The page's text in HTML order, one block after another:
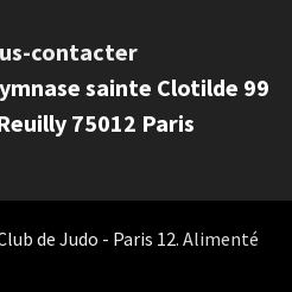
contacter
sainte Clotilde 99
75012 Paris
de Judo - Paris 12. Alimenté